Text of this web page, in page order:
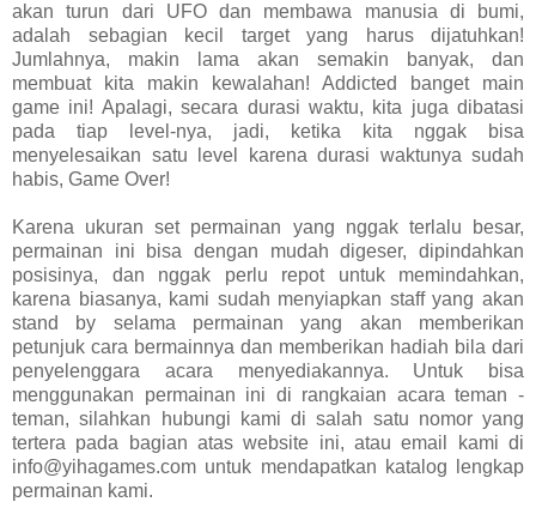
akan turun dari UFO dan membawa manusia di bumi,
adalah sebagian kecil target yang harus dijatuhkan!
Jumlahnya, makin lama akan semakin banyak, dan
membuat kita makin kewalahan! Addicted banget main
game ini! Apalagi, secara durasi waktu, kita juga dibatasi
pada tiap level-nya, jadi, ketika kita nggak bisa
menyelesaikan satu level karena durasi waktunya sudah
habis, Game Over!
Karena ukuran set permainan yang nggak terlalu besar,
permainan ini bisa dengan mudah digeser, dipindahkan
posisinya, dan nggak perlu repot untuk memindahkan,
karena biasanya, kami sudah menyiapkan staff yang akan
stand by selama permainan yang akan memberikan
petunjuk cara bermainnya dan memberikan hadiah bila dari
penyelenggara acara menyediakannya. Untuk bisa
menggunakan permainan ini di rangkaian acara teman -
teman, silahkan hubungi kami di salah satu nomor yang
tertera pada bagian atas website ini, atau email kami di
info@yihagames.com untuk mendapatkan katalog lengkap
permainan kami.